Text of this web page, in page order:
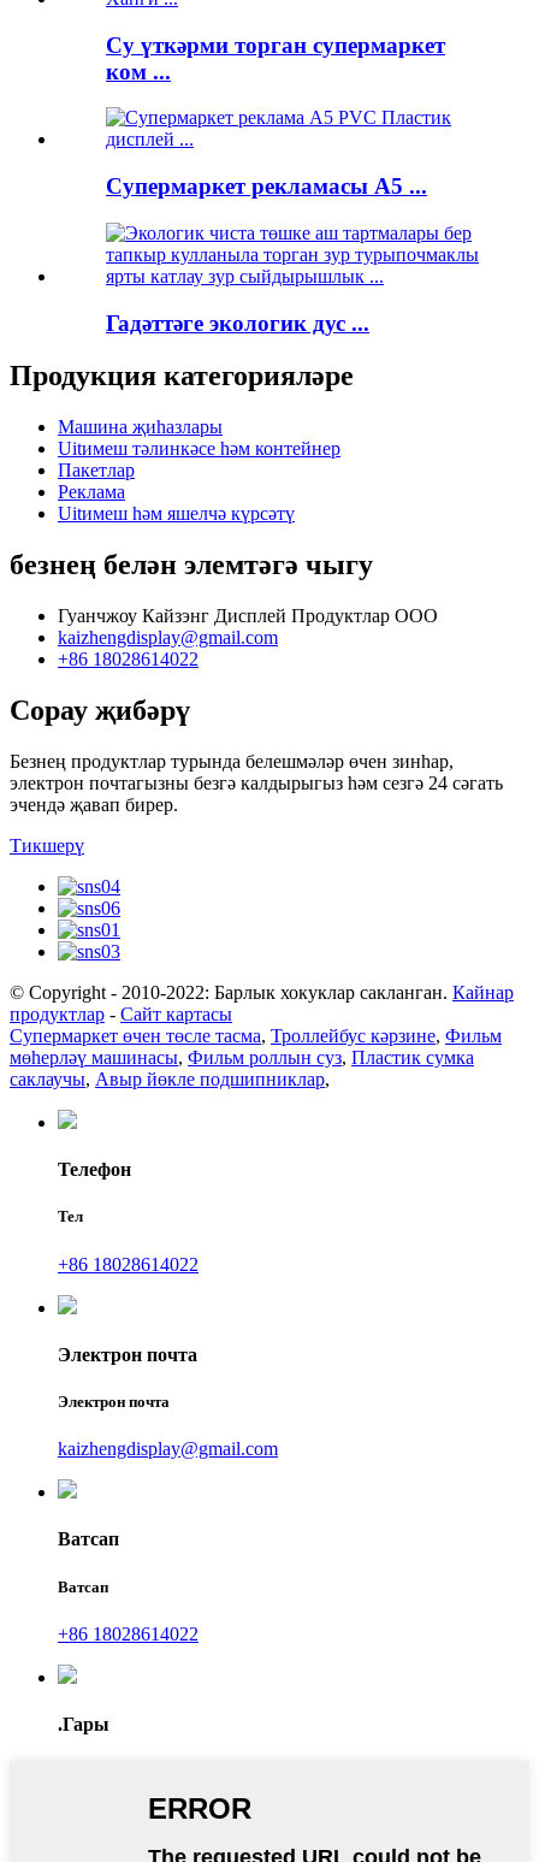
Су үткәрми торган супермаркет
ком ...
Супермаркет рекламасы A5 ...
Гадәттәге экологик дус ...
Продукция категорияләре
Машина җиһазлары
Uitимеш тәлинкәсе һәм контейнер
Пакетлар
Реклама
Uitимеш һәм яшелчә күрсәтү
безнең белән элемтәгә чыгу
Гуанчжоу Кайзэнг Дисплей Продуктлар ООО
kaizhengdisplay@gmail.com
+86 18028614022
Сорау җибәрү
Безнең продуктлар турында белешмәләр өчен зинһар,
электрон почтагызны безгә калдырыгыз һәм сезгә 24 сәгать
эчендә җавап бирер.
Тикшерү
© Copyright - 2010-2022: Барлык хокуклар сакланган. Кайнар
продуктлар - Сайт картасы
Супермаркет өчен төсле тасма, Троллейбус кәрзине, Фильм
мөһерләү машинасы, Фильм роллын суз, Пластик сумка
саклаучы, Авыр йөкле подшипниклар,
Телефон
Тел
+86 18028614022
Электрон почта
Электрон почта
kaizhengdisplay@gmail.com
Ватсап
Ватсап
+86 18028614022
.Гары